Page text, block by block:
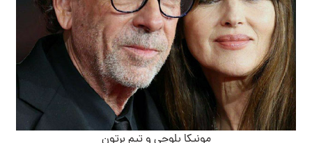
مونیکا بلوچی و تیم برتون